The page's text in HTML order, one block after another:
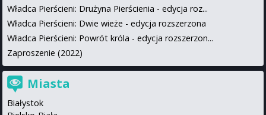
Władca Pierścieni: Drużyna Pierścienia - edycja roz...
Władca Pierścieni: Dwie wieże - edycja rozszerzona
Władca Pierścieni: Powrót króla - edycja rozszerzon...
Zaproszenie (2022)
Miasta
Białystok